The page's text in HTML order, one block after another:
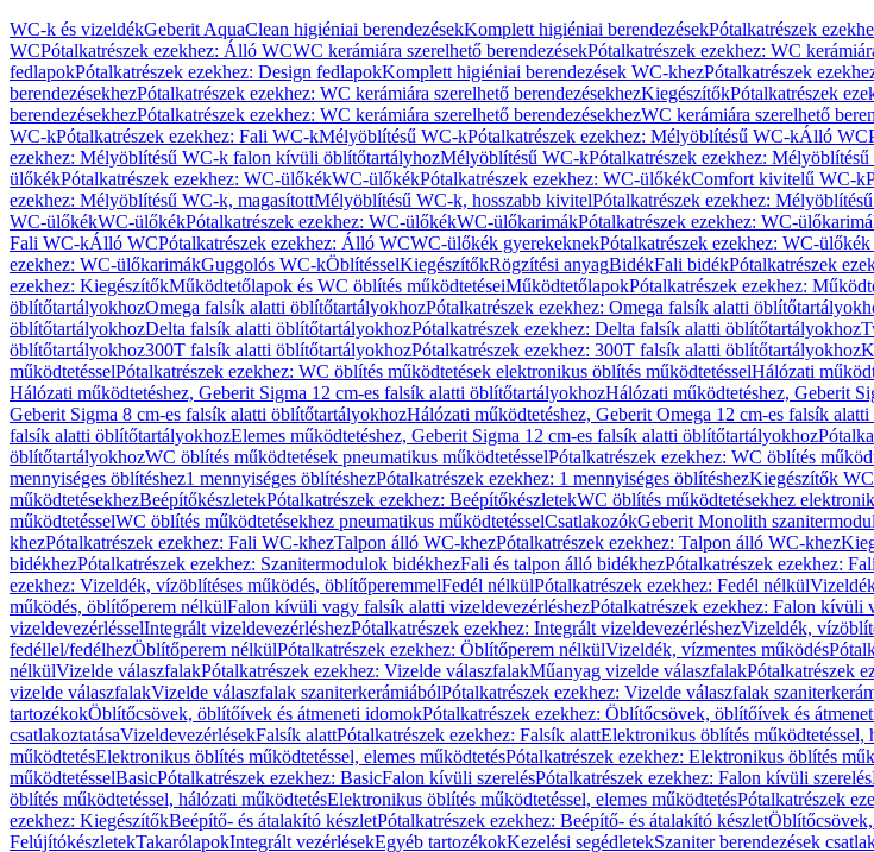
WC-k és vizeldékGeberit AquaClean higiéniai berendezésekKomplett higiéniai berendezésekPótalkatrészek
WCPótalkatrészek ezekhez: Álló WCWC kerámiára szerelhető berendezésekPótalkatrészek ezekhez: WC
fedlapokPótalkatrészek ezekhez: Design fedlapokKomplett higiéniai berendezések WC-khezPótalkatrészek
berendezésekhezPótalkatrészek ezekhez: WC kerámiára szerelhető berendezésekhezKiegészítőkPótalkatrészek
berendezésekhezPótalkatrészek ezekhez: WC kerámiára szerelhető berendezésekhezWC kerámiára szerelhető
WC-kPótalkatrészek ezekhez: Fali WC-kMélyöblítésű WC-kPótalkatrészek ezekhez: Mélyöblítésű WC-kÁlló WC
ezekhez: Mélyöblítésű WC-k falon kívüli öblítőtartályhozMélyöblítésű WC-kPótalkatrészek ezekhez:
ülőkékPótalkatrészek ezekhez: WC-ülőkékWC-ülőkékPótalkatrészek ezekhez: WC-ülőkékComfort kivitelű WC-k
ezekhez: Mélyöblítésű WC-k, magasítottMélyöblítésű WC-k, hosszabb kivitelPótalkatrészek ezekhez:
WC-ülőkékWC-ülőkékPótalkatrészek ezekhez: WC-ülőkékWC-ülőkarimákPótalkatrészek ezekhez: WC-
Fali WC-kÁlló WCPótalkatrészek ezekhez: Álló WCWC-ülőkék gyerekeknekPótalkatrészek ezekhez: WC-
ezekhez: WC-ülőkarimákGuggolós WC-kÖblítésselKiegészítőkRögzítési anyagBidékFali bidékPótalkatrészek
ezekhez: KiegészítőkMűködtetőlapok és WC öblítés működtetéseiMűködtetőlapokPótalkatrészek ezekhez:
öblítőtartályokhozOmega falsík alatti öblítőtartályokhozPótalkatrészek ezekhez: Omega falsík alatti
öblítőtartályokhozDelta falsík alatti öblítőtartályokhozPótalkatrészek ezekhez: Delta falsík alatti öblítőtartályokhoz
öblítőtartályokhoz300T falsík alatti öblítőtartályokhozPótalkatrészek ezekhez: 300T falsík alatti öblítőtartályokhoz
működtetésselPótalkatrészek ezekhez: WC öblítés működtetések elektronikus öblítés működtetésselHálózati
Hálózati működtetéshez, Geberit Sigma 12 cm-es falsík alatti öblítőtartályokhozHálózati működtetéshez, Geberit
Geberit Sigma 8 cm-es falsík alatti öblítőtartályokhozHálózati működtetéshez, Geberit Omega 12 cm-es falsík
falsík alatti öblítőtartályokhozElemes működtetéshez, Geberit Sigma 12 cm-es falsík alatti öblítőtartályokhoz
öblítőtartályokhozWC öblítés működtetések pneumatikus működtetésselPótalkatrészek ezekhez: WC öblítés
mennyiséges öblítéshez1 mennyiséges öblítéshezPótalkatrészek ezekhez: 1 mennyiséges öblítéshezKiegészítők
működtetésekhezBeépítőkészletekPótalkatrészek ezekhez: BeépítőkészletekWC öblítés működtetésekhez
működtetésselWC öblítés működtetésekhez pneumatikus működtetésselCsatlakozókGeberit Monolith
khezPótalkatrészek ezekhez: Fali WC-khezTalpon álló WC-khezPótalkatrészek ezekhez: Talpon álló WC-khez
bidékhezPótalkatrészek ezekhez: Szanitermodulok bidékhezFali és talpon álló bidékhezPótalkatrészek ezekhez:
ezekhez: Vizeldék, vízöblítéses működés, öblítőperemmelFedél nélkülPótalkatrészek ezekhez: Fedél nélkül
működés, öblítőperem nélkülFalon kívüli vagy falsík alatti vizeldevezérléshezPótalkatrészek ezekhez: Falon kívüli
vizeldevezérlésselIntegrált vizeldevezérléshezPótalkatrészek ezekhez: Integrált vizeldevezérléshezVizeldék,
fedéllel/fedélhezÖblítőperem nélkülPótalkatrészek ezekhez: Öblítőperem nélkülVizeldék, vízmentes működés
nélkülVizelde válaszfalakPótalkatrészek ezekhez: Vizelde válaszfalakMűanyag vizelde válaszfalakPótalkatrészek
vizelde válaszfalakVizelde válaszfalak szaniterkerámiábólPótalkatrészek ezekhez: Vizelde válaszfalak
tartozékokÖblítőcsövek, öblítőívek és átmeneti idomokPótalkatrészek ezekhez: Öblítőcsövek, öblítőívek és
csatlakoztatásaVizeldevezérlésekFalsík alattPótalkatrészek ezekhez: Falsík alattElektronikus öblítés működtetéssel,
működtetésElektronikus öblítés működtetéssel, elemes működtetésPótalkatrészek ezekhez: Elektronikus öblítés
működtetésselBasicPótalkatrészek ezekhez: BasicFalon kívüli szerelésPótalkatrészek ezekhez: Falon kívüli szerelés
öblítés működtetéssel, hálózati működtetésElektronikus öblítés működtetéssel, elemes működtetésPótalkatrészek
ezekhez: KiegészítőkBeépítő- és átalakító készletPótalkatrészek ezekhez: Beépítő- és átalakító készlet
FelújítókészletekTakarólapokIntegrált vezérlésekEgyéb tartozékokKezelési segédletekSzaniter berendezések